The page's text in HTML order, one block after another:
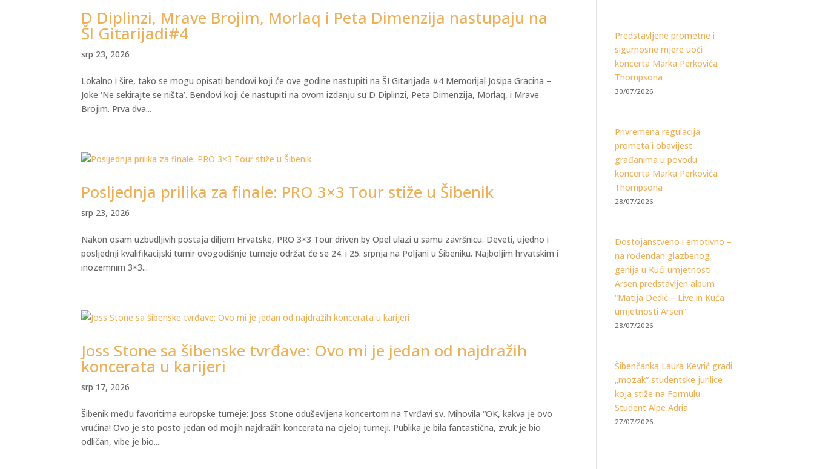
D Diplinzi, Mrave Brojim, Morlaq i Peta Dimenzija nastupaju na
ŠI Gitarijadi#4
srp 23, 2026
Lokalno i šire, tako se mogu opisati bendovi koji će ove godine nastupiti na ŠI Gitarijada #4 Memorijal Josipa Gracina –
Joke ‘Ne sekirajte se ništa’. Bendovi koji će nastupiti na ovom izdanju su D Diplinzi, Peta Dimenzija, Morlaq, i Mrave
Brojim. Prva dva...
Posljednja prilika za finale: PRO 3×3 Tour stiže u Šibenik
srp 23, 2026
Nakon osam uzbudljivih postaja diljem Hrvatske, PRO 3×3 Tour driven by Opel ulazi u samu završnicu. Deveti, ujedno i
posljednji kvalifikacijski turnir ovogodišnje turneje održat će se 24. i 25. srpnja na Poljani u Šibeniku. Najboljim hrvatskim i
inozemnim 3×3...
Joss Stone sa šibenske tvrđave: Ovo mi je jedan od najdražih
koncerata u karijeri
srp 17, 2026
Šibenik među favoritima europske turneje: Joss Stone oduševljena koncertom na Tvrđavi sv. Mihovila “OK, kakva je ovo
vrućina! Ovo je sto posto jedan od mojih najdražih koncerata na cijeloj turneji. Publika je bila fantastična, zvuk je bio
odličan, vibe je bio...
Predstavljene prometne i
sigurnosne mjere uoči
koncerta Marka Perkovića
Thompsona
30/07/2026
Privremena regulacija
prometa i obavijest
građanima u povodu
koncerta Marka Perkovića
Thompsona
28/07/2026
Dostojanstveno i emotivno –
na rođendan glazbenog
genija u Kući umjetnosti
Arsen predstavljen album
“Matija Dedić – Live in Kuća
umjetnosti Arsen”
28/07/2026
Šibenčanka Laura Kevrić gradi
„mozak” studentske jurilice
koja stiže na Formulu
Student Alpe Adria
27/07/2026